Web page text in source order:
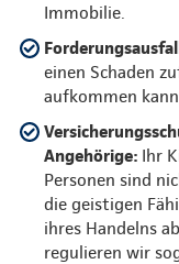
Immobilie.
einen Schaden
aufkommen
Angehörige: Ihr
Personen sind
die geistigen
ihres Handelns
regulieren wir